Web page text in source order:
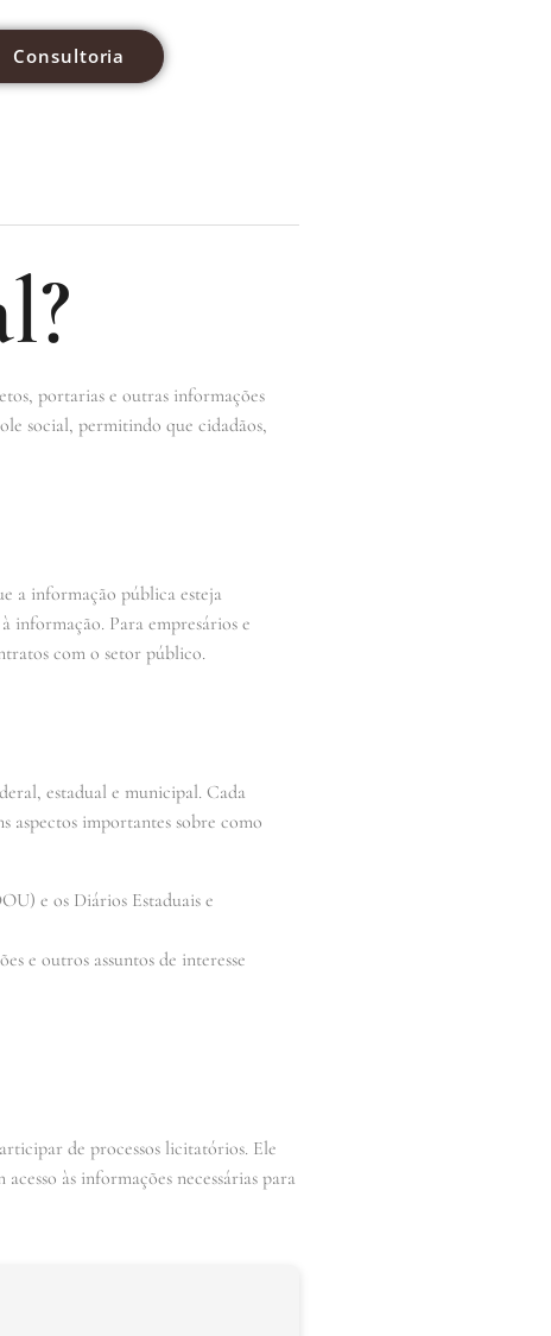
Consultoria
portarias e outras informações
social, permitindo que cidadãos,
a informação pública esteja
informação. Para empresários e
com o setor público.
estadual e municipal. Cada
aspectos importantes sobre como
e os Diários Estaduais e
e outros assuntos de interesse
de processos licitatórios. Ele
às informações necessárias para